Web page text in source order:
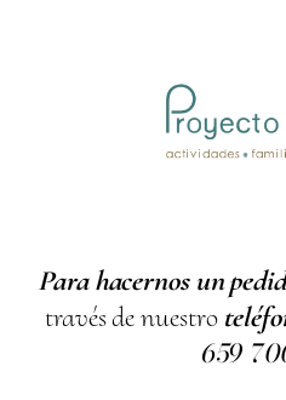
Para hacernos un
través de nuestro
659